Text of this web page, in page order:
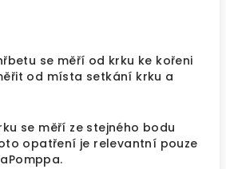
se měří od krku ke kořeni
od místa setkání krku a
se měří ze stejného bodu
opatření je relevantní pouze